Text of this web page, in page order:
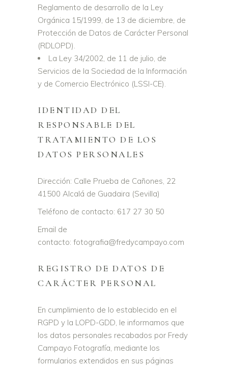
Reglamento de desarrollo de la Ley
Orgánica 15/1999, de 13 de diciembre, de
Protección de Datos de Carácter Personal
(RDLOPD).
La Ley 34/2002, de 11 de julio, de
Servicios de la Sociedad de la Información
y de Comercio Electrónico (LSSI-CE).
IDENTIDAD DEL
RESPONSABLE DEL
TRATAMIENTO DE LOS
DATOS PERSONALES
Dirección: Calle Prueba de Cañones, 22
41500 Alcalá de Guadaira (Sevilla)
Teléfono de contacto: 617 27 30 50
Email de
contacto: fotografia@fredycampayo.com
REGISTRO DE DATOS DE
CARÁCTER PERSONAL
En cumplimiento de lo establecido en el
RGPD y la LOPD-GDD, le informamos que
los datos personales recabados por Fredy
Campayo Fotografía, mediante los
formularios extendidos en sus páginas